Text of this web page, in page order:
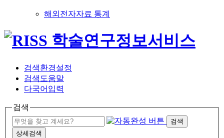
해외전자자료 통계
검색환경설정
검색도움말
다국어입력
검색
검색
상세검색